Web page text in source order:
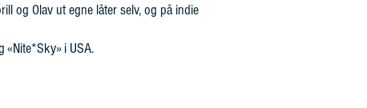
og Olav ut egne låter selv, og på indie
«Nite*Sky» i USA.